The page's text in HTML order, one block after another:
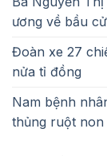
ương về bầu
Đoàn xe 27
nửa tỉ đồng
Nam bệnh
thủng ruột non